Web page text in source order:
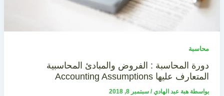
محاسبة
دورة المحاسبة : الفروض والمبادئ المحاسبية
المتعارف عليها Accounting Assumptions
بواسطة هبة عبد الهادي/ سبتمبر 8, 2018